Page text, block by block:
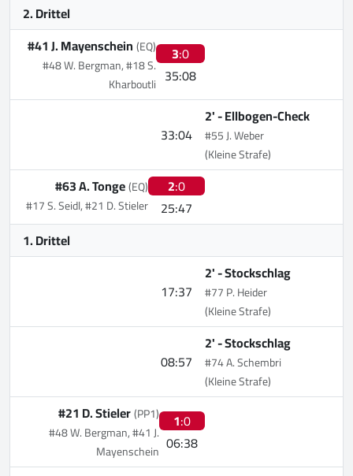
2. Drittel
3:0
35:08
#41 J. Mayenschein (EQ)
#48 W. Bergman, #18 S.
Kharboutli
33:04
2' -Ellbogen-Check
#55 J. Weber
(Kleine Strafe)
2:0
25:47
#63 A. Tonge(EQ)
#17 S. Seidl, #21 D. Stieler
1. Drittel
17:37
2' -Stockschlag
#77 P. Heider
(Kleine Strafe)
08:57
2' -Stockschlag
#74 A. Schembri
(Kleine Strafe)
1:0
06:38
#21 D. Stieler(PP1)
#48 W. Bergman, #41 J.
Mayenschein